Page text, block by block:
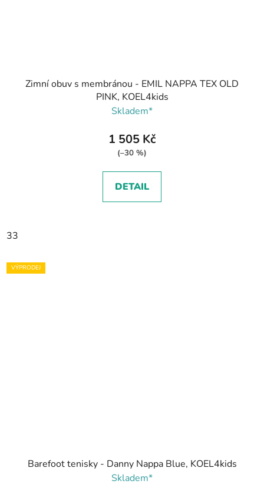
Zimní obuv s membránou - EMIL NAPPA TEX OLD
PINK, KOEL4kids
Skladem*
1 505 Kč
(–30 %)
DETAIL
33
VÝPRODEJ
Barefoot tenisky - Danny Nappa Blue, KOEL4kids
Skladem*